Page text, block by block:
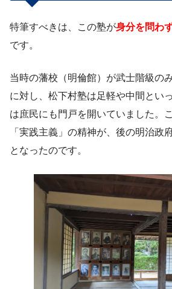
特筆すべきは、この塾が身分を問わ
です。
当時の藩校（明倫館）が武士階級の
に対し、松下村塾は足軽や中間とい
は庶民にも門戸を開いていました。
「実践主義」の精神が、後の明治政
となったのです。